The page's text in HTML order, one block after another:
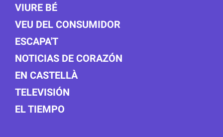
VIURE BÉ
VEU DEL CONSUMIDOR
ESCAPA'T
NOTICIAS DE CORAZÓN
EN CASTELLÀ
TELEVISIÓN
EL TIEMPO